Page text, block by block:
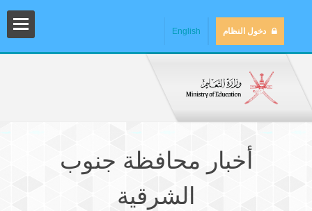
دخول النظام English
أخبار محافظة جنوب
الشرقية